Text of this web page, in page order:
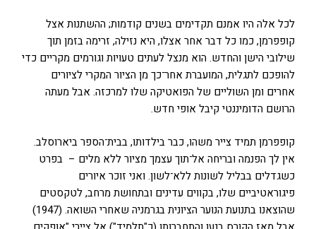
לכל אלה היו אמנם תקדימים בשנים קודמות; ההשתנות אצל
קופפרמן, כמו כל דבר אחר אצלו, היא נזילה, זרימה בזמן תוך
שילובי הישן והחדש. הוא מנצל לעתים טעויות וגורמים מקריים כדי
להופכם לתגלית, המועברת אחר־כך מן הציור המקרי לציורים
אחרים ומן השוליים של הפואטיקה שלו למרכזה. אבל מעתה
הרושם הדומיננטי קיבל אופי חדש.
קופפרמן תמיד צייר משהו, כבר בילדותו, בבית־הספר ביארוסלב.
אין לך הפנמה ובריחה אל־תוך עצמך מציור ללא מלים – בפרט
כשגדלים בבליל לשונות ללא־לשון. ואני זוכר איורים
פיגוראטיביים שלו, בקווים עדינים ובתחושת מרחב, לטקסטים
שהוצאנו בתנועת הנוער הציונית בגרמניה שאחרי השואה. (1947)